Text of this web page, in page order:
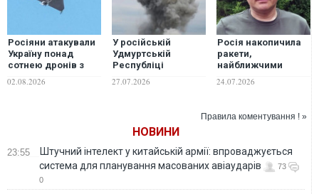
Росіяни атакували
Україну понад
сотнею дронів з
напрямків: є
02.08.2026
У російській
Удмуртській
Республіці
місцева влада
27.07.2026
Росія накопичила
ракети,
найближчими
максимально
24.07.2026
Правила коментування ! »
НОВИНИ
23:55
Штучний інтелект у китайській армії: впроваджується
система для планування масованих авіаударів
73
0